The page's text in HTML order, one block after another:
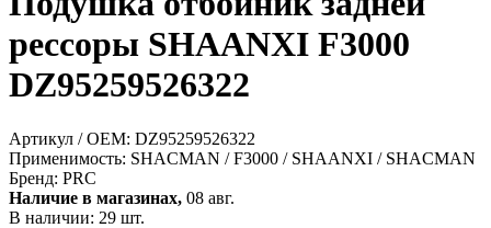
рессоры SHAANXI F3000
DZ95259526322
Артикул / OEM: DZ95259526322
Применимость: SHACMAN / F3000 / SHAANXI / SHACMAN
Бренд: PRC
Наличие в магазинах, 08 авг.
В наличии: 29 шт.